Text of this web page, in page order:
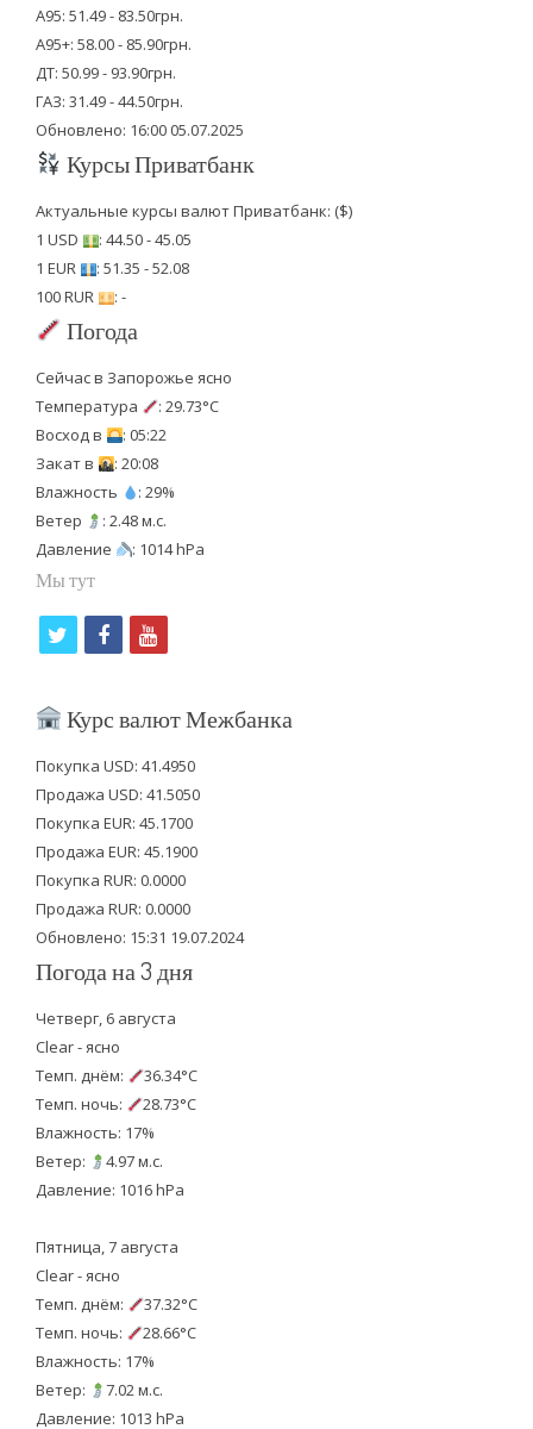
А95: 51.49 - 83.50грн.
А95+: 58.00 - 85.90грн.
ДТ: 50.99 - 93.90грн.
ГАЗ: 31.49 - 44.50грн.
Обновлено: 16:00 05.07.2025
Курсы Приватбанк
Актуальные курсы валют Приватбанк: ($)
1 USD
: 44.50 - 45.05
1 EUR
: 51.35 - 52.08
100 RUR
: -
Погода
Сейчас в Запорожье ясно
Температура
: 29.73°C
Восход в
: 05:22
Закат в
: 20:08
Влажность
: 29%
Ветер
: 2.48 м.с.
Давление
: 1014 hPa
Мы тут
i
t
e
r
f
c
b
o
o
k
y
u
u
b
e
Курс валют Межбанка
Покупка USD: 41.4950
Продажа USD: 41.5050
Покупка EUR: 45.1700
Продажа EUR: 45.1900
Покупка RUR: 0.0000
Продажа RUR: 0.0000
Обновлено: 15:31 19.07.2024
Погода на 3 дня
Четверг, 6 августа
Clear - ясно
Темп. днём:
36.34°C
Темп. ночь:
28.73°C
Влажность: 17%
Ветер:
4.97 м.с.
Давление: 1016 hPa
Пятница, 7 августа
Clear - ясно
Темп. днём:
37.32°C
Темп. ночь:
28.66°C
Влажность: 17%
Ветер:
7.02 м.с.
Давление: 1013 hPa